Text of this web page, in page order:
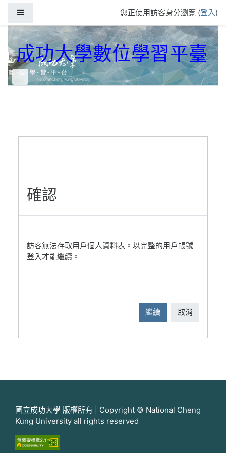
您正使用訪客身分瀏覽 (登入)
成功大學數位學習平臺
確認
訪客無法存取用戶個人資料表。以完整的用戶帳號
登入才能繼續。
繼續 取消
國立成功大學 版權所有 | Copyright © National Cheng
Kung University all rights reserved